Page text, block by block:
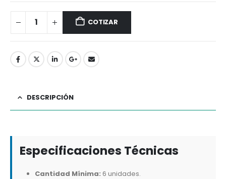
COTIZAR
DESCRIPCIÓN
Especificaciones Técnicas
Cantidad Mínima: 6 unidades.